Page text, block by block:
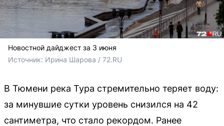
Новостной дайджест за 3 июня
Источник: Ирина Шарова / 72.RU
В Тюмени река Тура стремительно теряет воду:
за минувшие сутки уровень снизился на 42
сантиметра, что стало рекордом. Ранее